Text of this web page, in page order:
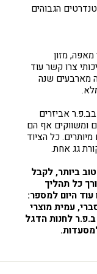
הגבוהים
מאפה, מזון
צרו קשר עוד
מארבעים שנה
אביזרים
ומשווקים אף הם
כל הציוד
גג אחת.
ביותר, לקבל
כל תהליך
היום למספר:
פילסברי, עמית מוצרי
לחנות הדגל